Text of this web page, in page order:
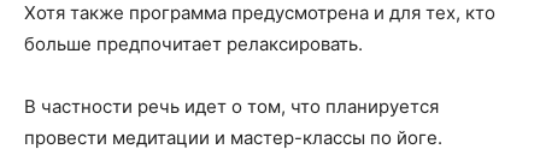
Хотя также программа предусмотрена и для тех, кто
больше предпочитает релаксировать.
В частности речь идет о том, что планируется
провести медитации и мастер-классы по йоге.